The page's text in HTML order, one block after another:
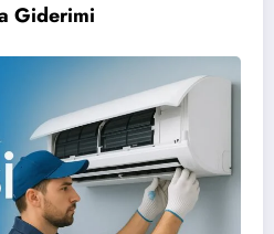
Giderimi